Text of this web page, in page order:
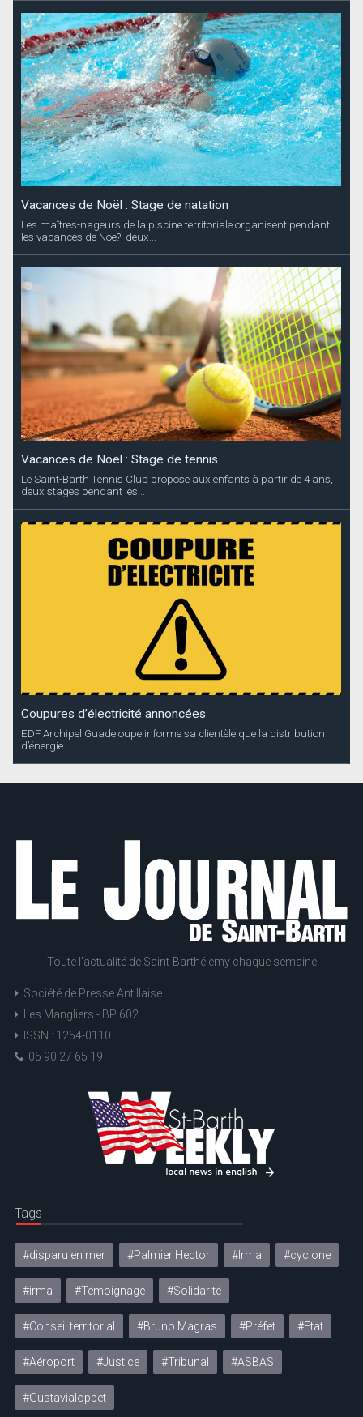
Vacances de Noël : Stage de natation
Les maîtres-nageurs de la piscine territoriale organisent pendant
les vacances de Noe?l deux...
Vacances de Noël : Stage de tennis
Le Saint-Barth Tennis Club propose aux enfants à partir de 4 ans,
deux stages pendant les...
Coupures d’électricité annoncées
EDF Archipel Guadeloupe informe sa clientèle que la distribution
d’énergie...
Toute l'actualité de Saint-Barthélemy chaque semaine
Société de Presse Antillaise
Les Mangliers - BP 602
ISSN : 1254-0110
05 90 27 65 19
Tags
#disparu en mer #Palmier Hector #Irma #cyclone
#irma #Témoignage #Solidarité
#Conseil territorial #Bruno Magras #Préfet #Etat
#Aéroport #Justice #Tribunal #ASBAS
#Gustavialoppet